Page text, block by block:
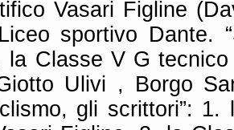
Vasari Figline
sportivo Dante.
la Classe V G
Ulivi , Borgo
gli scrittori”: 1.